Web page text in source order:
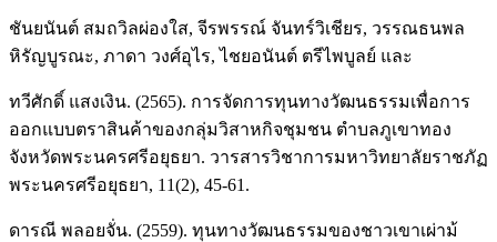
ชันยนันต์ สมถวิลผ่องใส, จีรพรรณ์ จันทร์วิเชียร, วรรณธนพล
หิรัญบูรณะ, ภาดา วงศ์อุไร, ไชยอนันต์ ตรีไพบูลย์ และ
ทวีศักดิ์ แสงเงิน. (2565). การจัดการทุนทางวัฒนธรรมเพื่อการ
ออกแบบตราสินค้าของกลุ่มวิสาหกิจชุมชน ตำบลภูเขาทอง
จังหวัดพระนครศรีอยุธยา. วารสารวิชาการมหาวิทยาลัยราชภัฏ
พระนครศรีอยุธยา, 11(2), 45-61.
ดารณี พลอยจั่น. (2559). ทุนทางวัฒนธรรมของชาวเขาเผ่าม้